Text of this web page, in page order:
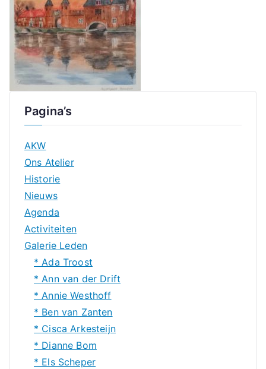
Pagina’s
AKW
Ons Atelier
Historie
Nieuws
Agenda
Activiteiten
Galerie Leden
* Ada Troost
* Ann van der Drift
* Annie Westhoff
* Ben van Zanten
* Cisca Arkesteijn
* Dianne Bom
* Els Scheper